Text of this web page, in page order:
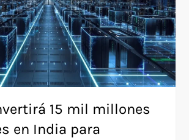
15 mil millones
en India para